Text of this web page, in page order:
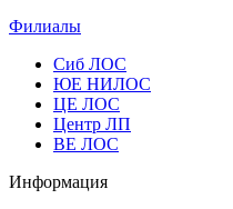
Филиалы
Сиб ЛОС
ЮЕ НИЛОС
ЦЕ ЛОС
Центр ЛП
ВЕ ЛОС
Информация